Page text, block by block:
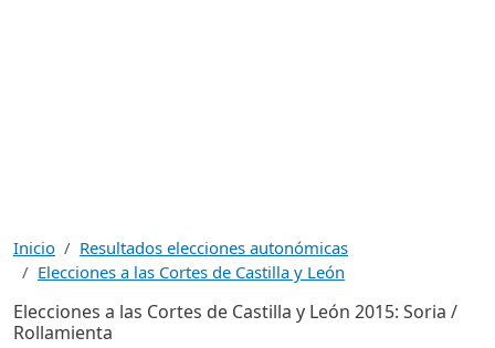
Inicio
Resultados elecciones autonómicas
Elecciones a las Cortes de Castilla y León
Elecciones a las Cortes de Castilla y León 2015: Soria /
Rollamienta